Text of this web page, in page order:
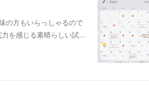
の方もいらっしゃるので
を感じる素晴らしい試…